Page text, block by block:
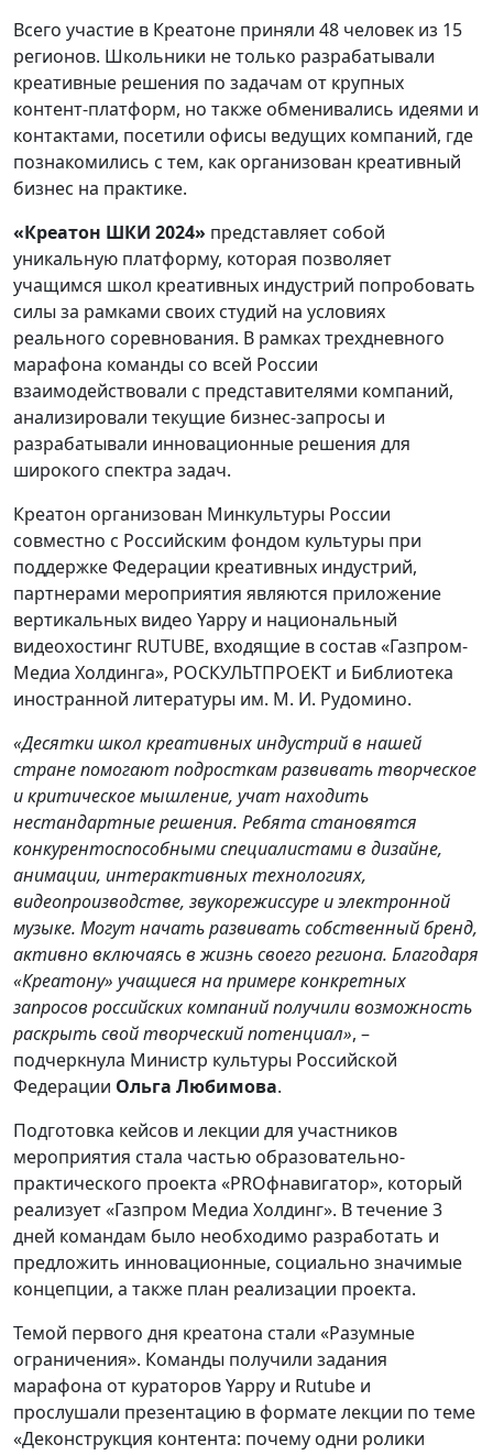
Всего участие в Креатоне приняли 48 человек из 15
регионов. Школьники не только разрабатывали
креативные решения по задачам от крупных
контент-платформ, но также обменивались идеями и
контактами, посетили офисы ведущих компаний, где
познакомились с тем, как организован креативный
бизнес на практике.
«Креатон ШКИ 2024» представляет собой
уникальную платформу, которая позволяет
учащимся школ креативных индустрий попробовать
силы за рамками своих студий на условиях
реального соревнования. В рамках трехдневного
марафона команды со всей России
взаимодействовали с представителями компаний,
анализировали текущие бизнес-запросы и
разрабатывали инновационные решения для
широкого спектра задач.
Креатон организован Минкультуры России
совместно с Российским фондом культуры при
поддержке Федерации креативных индустрий,
партнерами мероприятия являются приложение
вертикальных видео Yappy и национальный
видеохостинг RUTUBE, входящие в состав «Газпром-
Медиа Холдинга», РОСКУЛЬТПРОЕКТ и Библиотека
иностранной литературы им. М. И. Рудомино.
«Десятки школ креативных индустрий в нашей
стране помогают подросткам развивать творческое
и критическое мышление, учат находить
нестандартные решения. Ребята становятся
конкурентоспособными специалистами в дизайне,
анимации, интерактивных технологиях,
видеопроизводстве, звукорежиссуре и электронной
музыке. Могут начать развивать собственный бренд,
активно включаясь в жизнь своего региона. Благодаря
«Креатону» учащиеся на примере конкретных
запросов российских компаний получили возможность
раскрыть свой творческий потенциал», –
подчеркнула Министр культуры Российской
Федерации Ольга Любимова.
Подготовка кейсов и лекции для участников
мероприятия стала частью образовательно-
практического проекта «PROфнавигатор», который
реализует «Газпром Медиа Холдинг». В течение 3
дней командам было необходимо разработать и
предложить инновационные, социально значимые
концепции, а также план реализации проекта.
Темой первого дня креатона стали «Разумные
ограничения». Команды получили задания
марафона от кураторов Yappy и Rutube и
прослушали презентацию в формате лекции по теме
«Деконструкция контента: почему одни ролики